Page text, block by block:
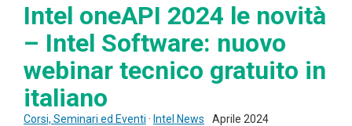
Intel oneAPI 2024 le novità
– Intel Software: nuovo
webinar tecnico gratuito in
italiano
Corsi, Seminari ed Eventi · Intel News Aprile 2024